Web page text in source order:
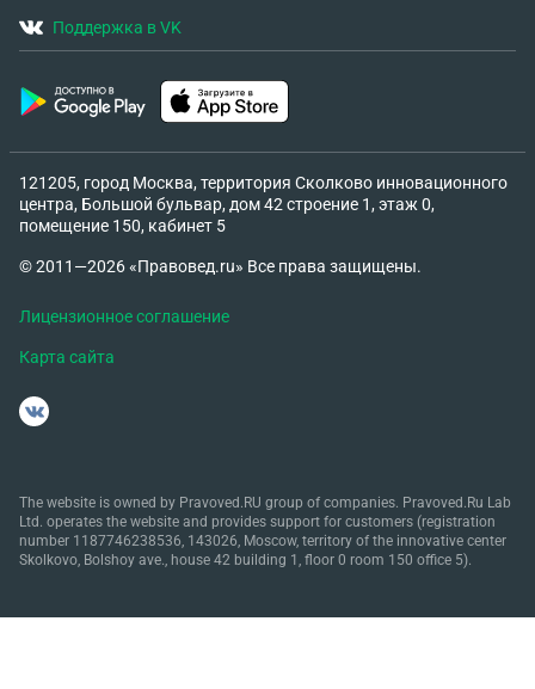
Поддержка в VK
121205, город Москва, территория Сколково инновационного
центра, Большой бульвар, дом 42 строение 1, этаж 0,
помещение 150, кабинет 5
© 2011—2026 «Правовед.ru» Все права защищены.
Лицензионное соглашение
Карта сайта
The website is owned by Pravoved.RU group of companies. Pravoved.Ru Lab
Ltd. operates the website and provides support for customers (registration
number 1187746238536, 143026, Moscow, territory of the innovative center
Skolkovo, Bolshoy ave., house 42 building 1, floor 0 room 150 office 5).